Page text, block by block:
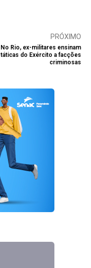
PRÓXIMO
No Rio, ex-militares ensinam
táticas do Exército a facções
criminosas